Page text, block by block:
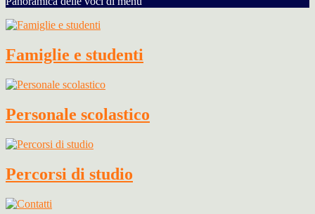
Famiglie e studenti
Personale scolastico
Percorsi di studio